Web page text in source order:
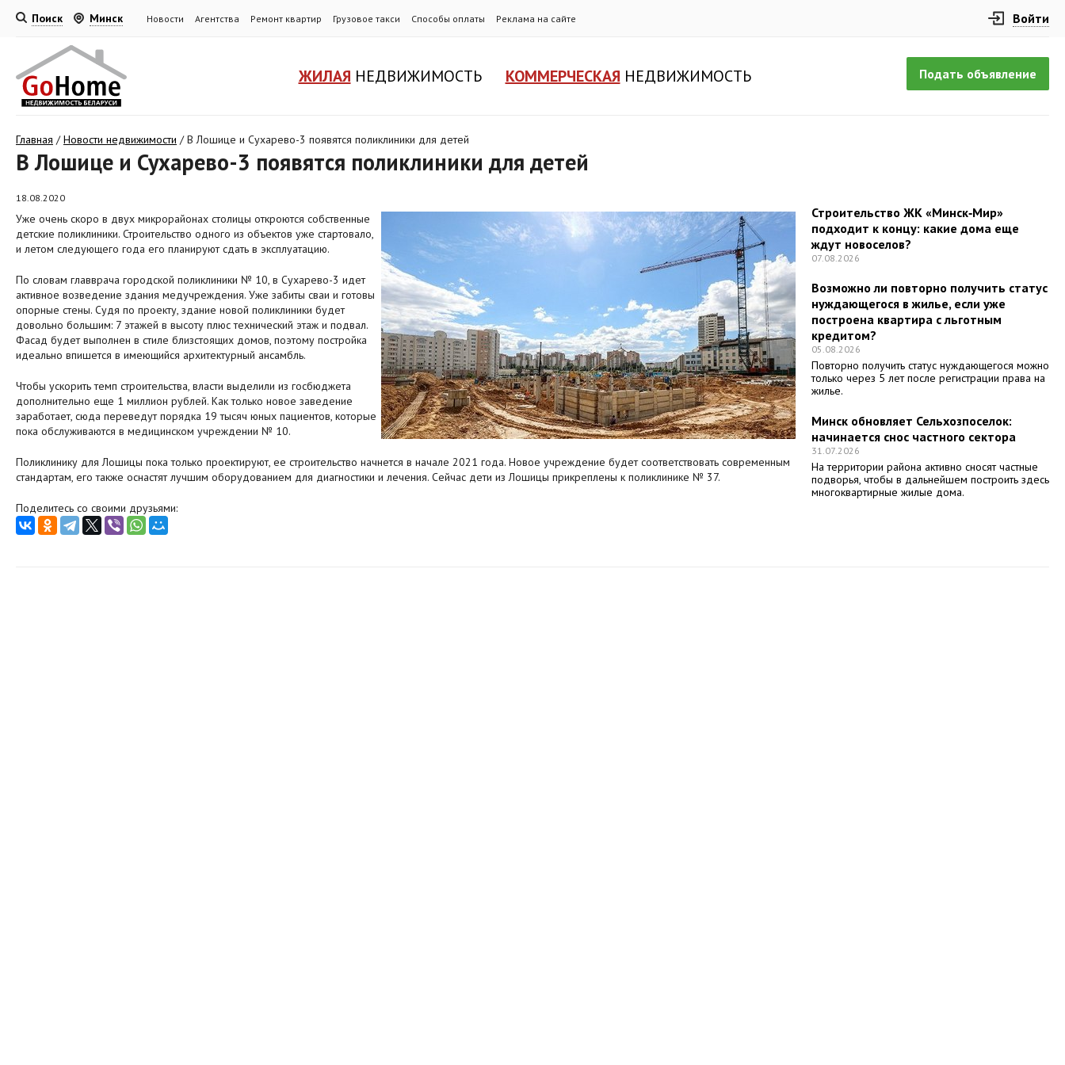
Поиск Минск Новости Агентства Ремонт квартир Грузовое такси Способы оплаты Реклама на сайте Войти
Подать объявление
ЖИЛАЯ НЕДВИЖИМОСТЬ КОММЕРЧЕСКАЯ НЕДВИЖИМОСТЬ
Главная /Новости недвижимости /В Лошице и Сухарево-3 появятся поликлиники для детей
В Лошице и Сухарево-3 появятся поликлиники для детей
18.08.2020
Уже очень скоро в двух микрорайонах столицы откроются собственные
детские поликлиники. Строительство одного из объектов уже стартовало,
и летом следующего года его планируют сдать в эксплуатацию.
По словам главврача городской поликлиники № 10, в Сухарево-3 идет
активное возведение здания медучреждения. Уже забиты сваи и готовы
опорные стены. Судя по проекту, здание новой поликлиники будет
довольно большим: 7 этажей в высоту плюс технический этаж и подвал.
Фасад будет выполнен в стиле близстоящих домов, поэтому постройка
идеально впишется в имеющийся архитектурный ансамбль.
Чтобы ускорить темп строительства, власти выделили из госбюджета
дополнительно еще 1 миллион рублей. Как только новое заведение
заработает, сюда переведут порядка 19 тысяч юных пациентов, которые
пока обслуживаются в медицинском учреждении № 10.
Поликлинику для Лошицы пока только проектируют, ее строительство начнется в начале 2021 года. Новое учреждение будет соответствовать современным
стандартам, его также оснастят лучшим оборудованием для диагностики и лечения. Сейчас дети из Лошицы прикреплены к поликлинике № 37.
Поделитесь со своими друзьями:
Строительство ЖК «Минск‑Мир»
подходит к концу: какие дома еще
ждут новоселов?
07.08.2026
Возможно ли повторно получить статус
нуждающегося в жилье, если уже
построена квартира с льготным
кредитом?
05.08.2026
Повторно получить статус нуждающегося можно
только через 5 лет после регистрации права на
жилье.
Минск обновляет Сельхозпоселок:
начинается снос частного сектора
31.07.2026
На территории района активно сносят частные
подворья, чтобы в дальнейшем построить здесь
многоквартирные жилые дома.